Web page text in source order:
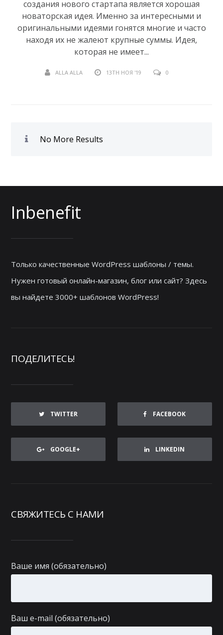
создания нового стартапа является хорошая
новаторская идея. Именно за интересными и
оригинальными идеями гонятся многие и часто
находя их не жалеют крупные суммы. Идея,
которая не имеет...
ALLA ALLA 13TH НОЯ '19 0
No More Results
Inbenefit
Только качественные WordPress шаблоны / темы.
Нужен готовый онлайн-магазин, блог или сайт? Здесь
вы найдете 3000+ шаблонов WordPress!
ПОДЕЛИТЕСЬ!
TWITTER FACEBOOK
GOOGLE+ LINKEDIN
СВЯЖИТЕСЬ С НАМИ
Ваше имя (обязательно)
Ваш e-mail (обязательно)